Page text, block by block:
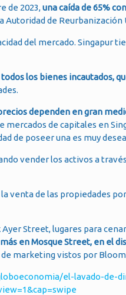
de 2023,una caída de 65%
Autoridad de Reurbanización
del mercado. Singapur
los bienes incautados,
dependen en gran
de capitales en
de poseer una es muy
vender los activos a
venta de las propiedades
Street, lugares para
en Mosque Street, en el
marketing vistos por
el-lavado-de-